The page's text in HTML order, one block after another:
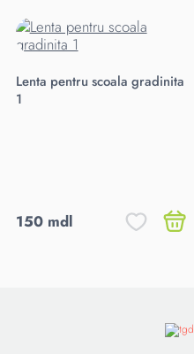
Lenta pentru scoala gradinita
1
150 mdl